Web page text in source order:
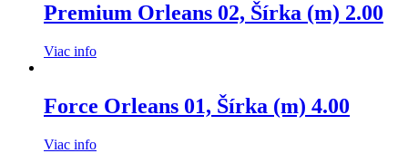
Premium Orleans 02, Šírka (m) 2.00
Viac info
Force Orleans 01, Šírka (m) 4.00
Viac info